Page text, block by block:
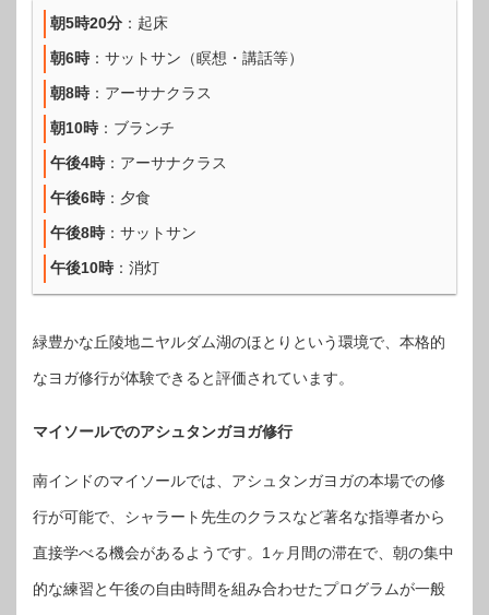
朝5時20分 ：起床
朝6時 ：サットサン（瞑想・講話等）
朝8時 ：アーサナクラス
朝10時 ：ブランチ
午後4時 ：アーサナクラス
午後6時 ：夕食
午後8時 ：サットサン
午後10時 ：消灯
緑豊かな丘陵地ニヤルダム湖のほとりという環境で、本格的
なヨガ修行が体験できると評価されています。
マイソールでのアシュタンガヨガ修行
南インドのマイソールでは、アシュタンガヨガの本場での修
行が可能で、シャラート先生のクラスなど著名な指導者から
直接学べる機会があるようです。1ヶ月間の滞在で、朝の集中
的な練習と午後の自由時間を組み合わせたプログラムが一般